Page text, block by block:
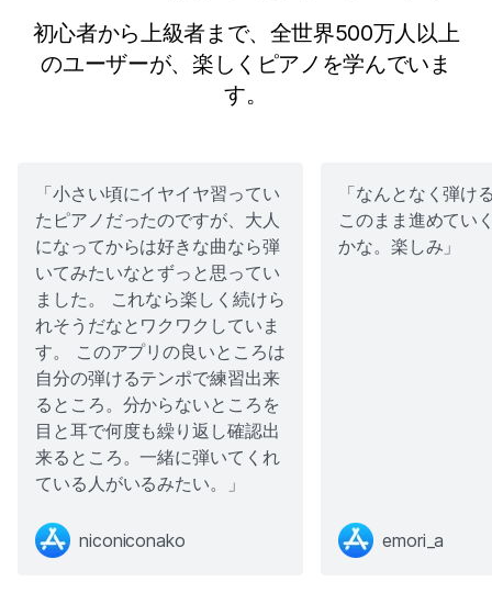
初心者から上級者まで、全世界500万人以上
のユーザーが、楽しくピアノを学んでいま
す。
「小さい頃にイヤイヤ習ってい
たピアノだったのですが、大人
になってからは好きな曲なら弾
いてみたいなとずっと思ってい
ました。 これなら楽しく続けら
れそうだなとワクワクしていま
す。 このアプリの良いところは
自分の弾けるテンポで練習出来
るところ。分からないところを
目と耳で何度も繰り返し確認出
来るところ。一緒に弾いてくれ
ている人がいるみたい。」
niconiconako
「なんとなく弾け
このまま進めてい
かな。楽しみ」
emori_a